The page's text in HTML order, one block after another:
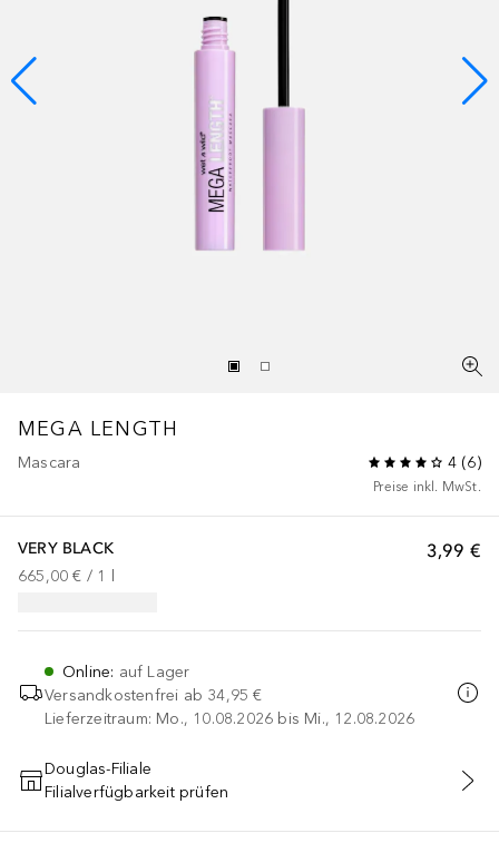
MEGA LENGTH
Mascara 4 (6)
Preise inkl. MwSt.
3,99 €
VERY BLACK
665,00 € / 1
Online: auf Lager
Versandkostenfrei ab 34,95 €
Lieferzeitraum: Mo., 10.08.2026 bis Mi., 12.08.2026
IN DEN WARENKORB
Douglas-Filiale
Filialverfügbarkeit prüfen